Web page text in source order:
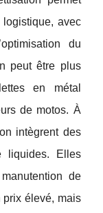
avec
du
peut être plus
en métal
de motos. À
intègrent des
liquides. Elles
de
prix élevé, mais